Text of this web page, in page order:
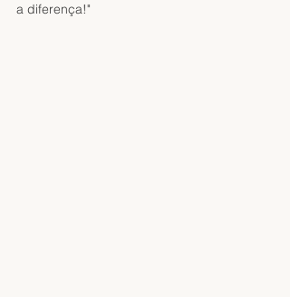
a diferença!"